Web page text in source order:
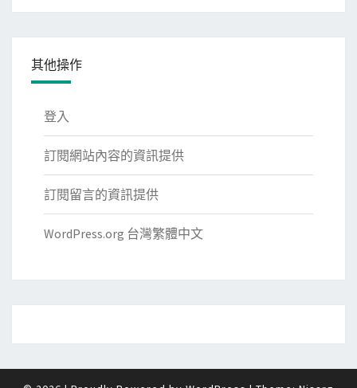
其他操作
登入
訂閱網站內容的資訊提供
訂閱留言的資訊提供
WordPress.org 台灣繁體中文